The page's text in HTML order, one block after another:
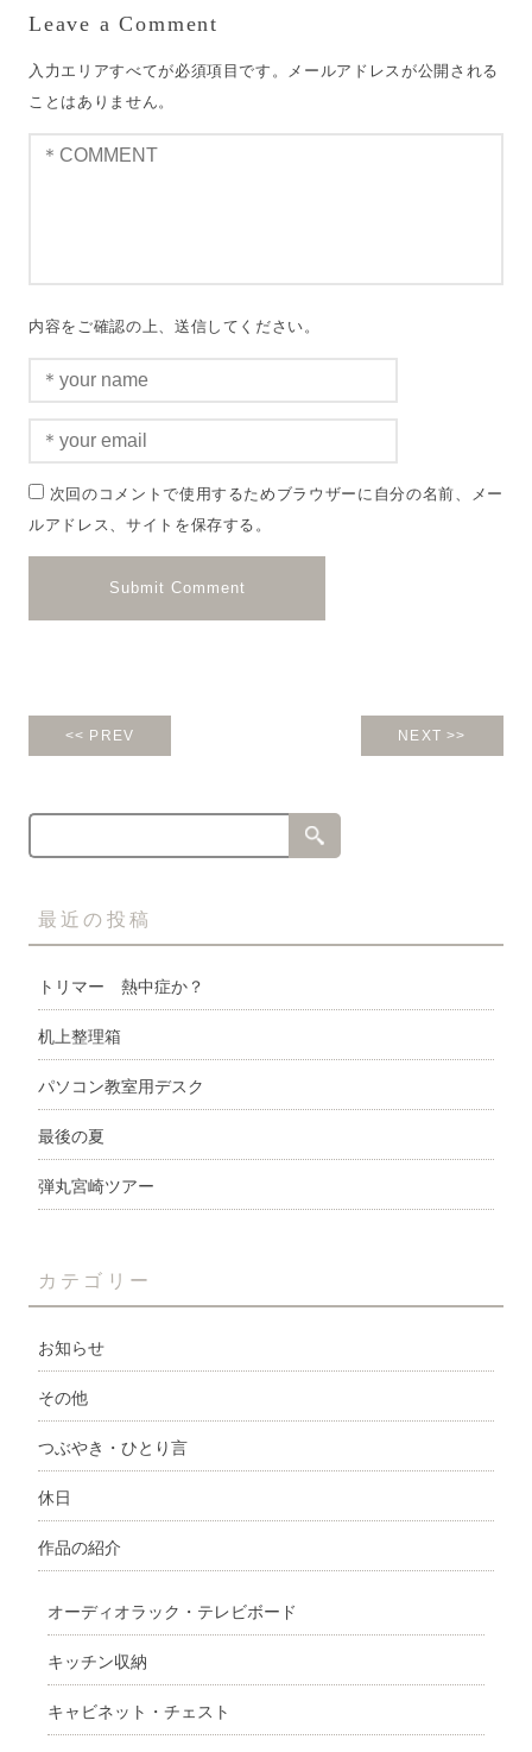
Leave a Comment
入力エリアすべてが必須項目です。メールアドレスが公開される
ことはありません。
内容をご確認の上、送信してください。
次回のコメントで使用するためブラウザーに自分の名前、メー
ルアドレス、サイトを保存する。
<< PREV NEXT >>
最近の投稿
トリマー 熱中症か？
机上整理箱
パソコン教室用デスク
最後の夏
弾丸宮崎ツアー
カテゴリー
お知らせ
その他
つぶやき・ひとり言
休日
作品の紹介
オーディオラック・テレビボード
キッチン収納
キャビネット・チェスト